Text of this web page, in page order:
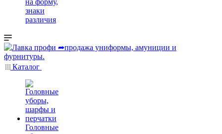
на форму,
знаки
различия
Каталог
Головные